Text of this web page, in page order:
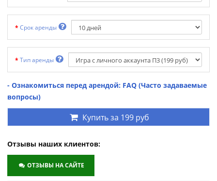
Срок аренды
Тип аренды
- Ознакомиться перед арендой: FAQ (Часто задаваемые
вопросы)
Купить за 199 руб
Отзывы наших клиентов:
ОТЗЫВЫ НА САЙТЕ